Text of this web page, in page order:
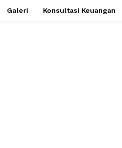
Galeri Konsultasi Keuangan